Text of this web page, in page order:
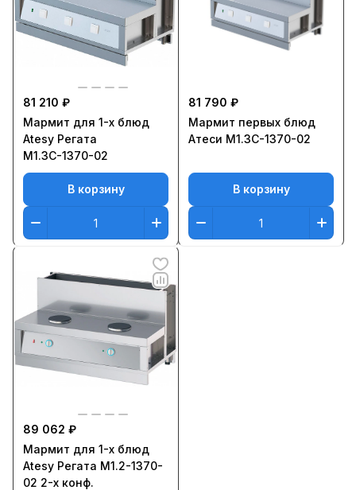
81 210 ₽
Мармит для 1-х блюд
Atesy Регата
М1.3С-1370-02
В корзину
81 790 ₽
Мармит первых блюд
Атеси М1.3С-1370-02
В корзину
89 062 ₽
Мармит для 1-х блюд
Atesy Регата М1.2-1370-
02 2-х конф.